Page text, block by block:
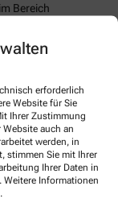
erforderlich
Website für Sie
Ihrer Zustimmung
auch an
werden, in
stimmen Sie mit Ihrer
Ihrer Daten in
Weitere Informationen
Bereich
und
Wala,
kleine Mengen